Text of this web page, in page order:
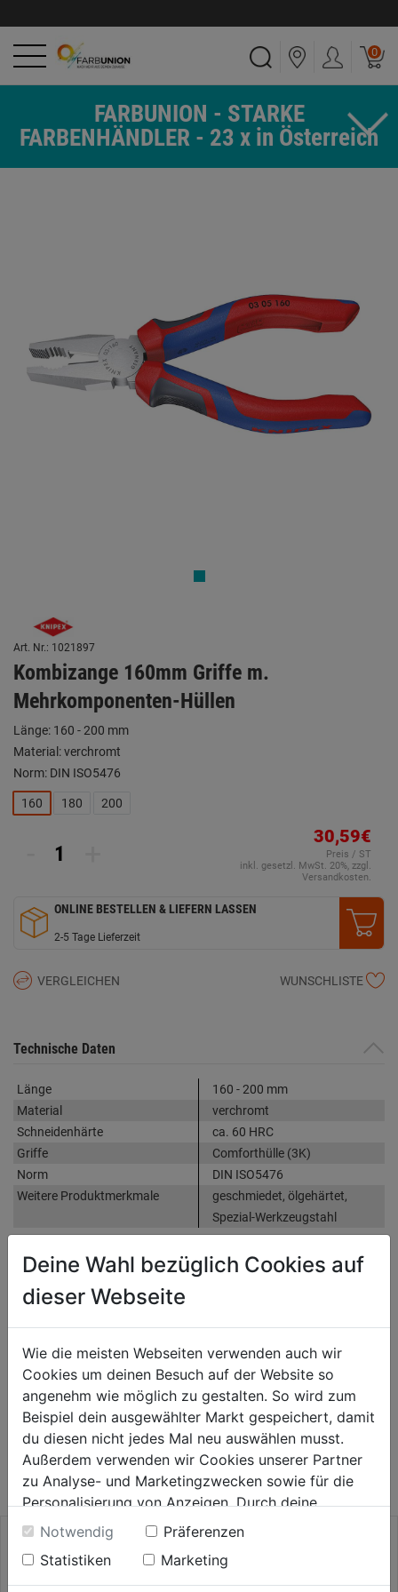
0
FARBUNION - STARKE
FARBENHÄNDLER - 23 x in Österreich
Art. Nr.: 1021897
Kombizange 160mm Griffe m.
Mehrkomponenten-Hüllen
Länge: 160 - 200 mm
Material: verchromt
Norm: DIN ISO5476
160 180 200
30,59€
Preis / ST
inkl. gesetzl. MwSt. 20%, zzgl.
Versandkosten.
ONLINE BESTELLEN & LIEFERN LASSEN
2-5 Tage Lieferzeit
VERGLEICHEN WUNSCHLISTE
Technische Daten
Länge
160 - 200 mm
Material
verchromt
Schneidenhärte
ca. 60 HRC
Griffe
Comforthülle (3K)
Norm
DIN ISO5476
Weitere Produktmerkmale
geschmiedet, ölgehärtet,
Spezial-Werkzeugstahl
Bewertung (0)
WEITERE PRODUKTE AUS DIESER
KATEGORIE
Deine Wahl bezüglich Cookies auf
dieser Webseite
Wie die meisten Webseiten verwenden auch wir
Cookies um deinen Besuch auf der Website so
angenehm wie möglich zu gestalten. So wird zum
Beispiel dein ausgewählter Markt gespeichert, damit
du diesen nicht jedes Mal neu auswählen musst.
Außerdem verwenden wir Cookies unserer Partner
zu Analyse- und Marketingzwecken sowie für die
Personalisierung von Anzeigen. Durch deine
Einwilligung werden die Daten von Drittanbieter,
unter anderem auch in den USA, verarbeitet.
Durch Klick auf "Alle Cookies erlauben" stimmst du
der Verwendung aller Cookies zu. Unter "Details
Notwendig
Präferenzen
Statistiken
Marketing